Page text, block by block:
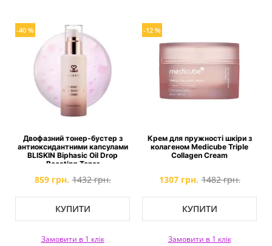
-40 %
Двофазний тонер-бустер з
антиоксидантними капсулами
BLISKIN Biphasic Oil Drop
Boosting Toner
859 грн. 1432 грн.
КУПИТИ
Замовити в 1 клік
-12 %
Крем для пружності шкіри з
колагеном Medicube Triple
Collagen Cream
1307 грн. 1482 грн.
КУПИТИ
Замовити в 1 клік